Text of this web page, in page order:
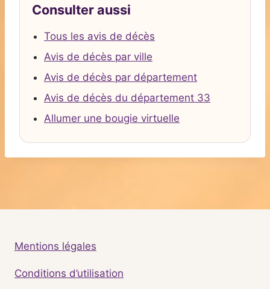
Consulter aussi
Tous les avis de décès
Avis de décès par ville
Avis de décès par département
Avis de décès du département 33
Allumer une bougie virtuelle
Mentions légales
Conditions d’utilisation